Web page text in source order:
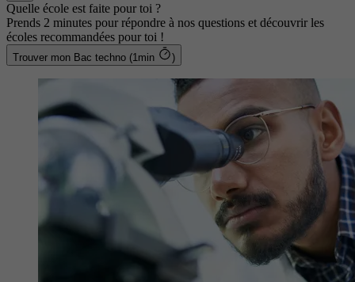
Quelle école est faite pour toi ?
Prends 2 minutes pour répondre à nos questions et découvrir les
écoles recommandées pour toi !
Trouver mon Bac techno (1min )